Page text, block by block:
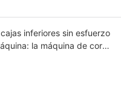
inferiores sin esfuerzo
la máquina de corte